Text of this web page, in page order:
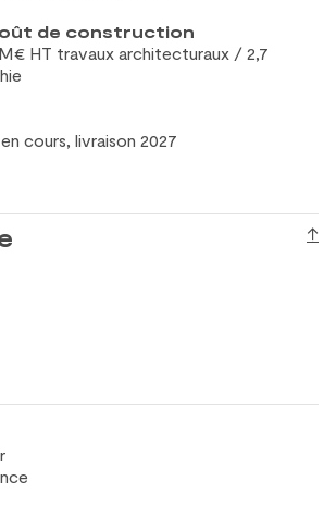
de construction
HT travaux architecturaux / 2,7
cours, livraison 2027
↑